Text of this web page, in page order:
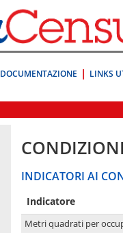
DOCUMENTAZIONE LINKS
INDICATORI AI
Indicatore
Metri quadrati per